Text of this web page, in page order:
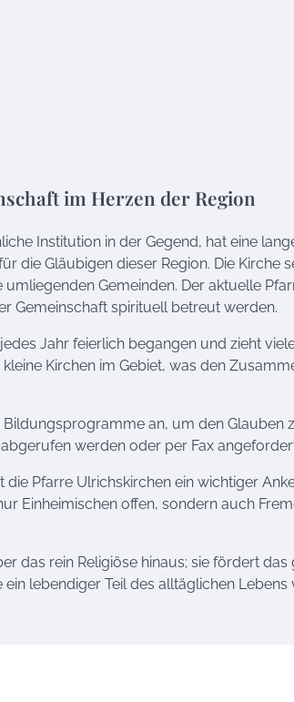
im Herzen der Region
Institution in der Gegend, hat eine
die Gläubigen dieser Region. Die Kirche
Gemeinden. Der aktuelle
Gemeinschaft spirituell betreut werden.
Jahr feierlich begangen und zieht
Kirchen im Gebiet, was den
an, um den Glauben
werden oder per Fax
Pfarre Ulrichskirchen ein wichtiger
Einheimischen offen, sondern auch
das rein Religiöse hinaus; sie fördert
lebendiger Teil des alltäglichen Lebens